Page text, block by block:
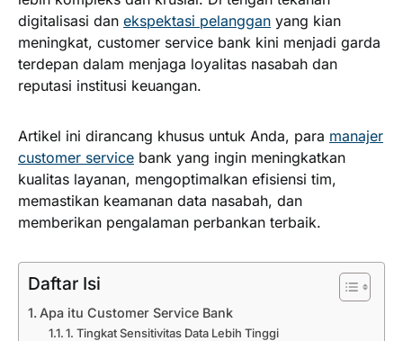
digitalisasi dan ekspektasi pelanggan yang kian
meningkat, customer service bank kini menjadi garda
terdepan dalam menjaga loyalitas nasabah dan
reputasi institusi keuangan.
Artikel ini dirancang khusus untuk Anda, para manajer
customer service bank yang ingin meningkatkan
kualitas layanan, mengoptimalkan efisiensi tim,
memastikan keamanan data nasabah, dan
memberikan pengalaman perbankan terbaik.
Daftar Isi
Apa itu Customer Service Bank
1. Tingkat Sensitivitas Data Lebih Tinggi